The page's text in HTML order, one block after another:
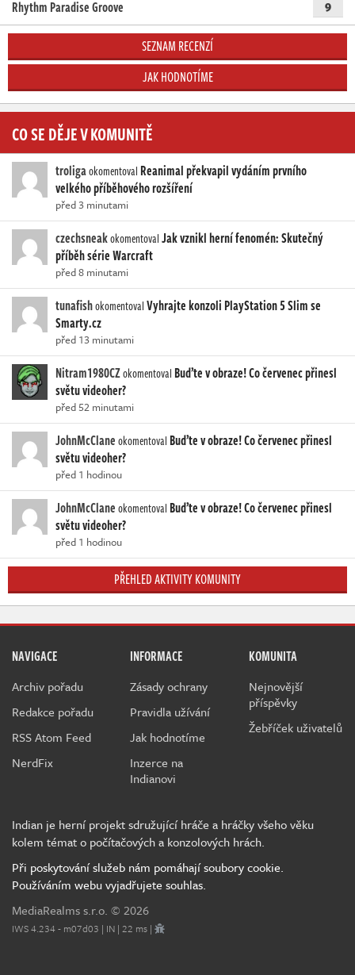
Rhythm Paradise Groove 9
SEZNAM RECENZÍ
JAK HODNOTÍME
CO SE DĚJE V KOMUNITĚ
troligaokomentoval Reanimal překvapil vydáním prvního
velkého příběhového rozšíření
před 3 minutami
czechsneakokomentovalJak vznikl herní fenomén: Skutečný
příběh série Warcraft
před 8 minutami
tunafishokomentovalVyhrajte konzoli PlayStation 5 Slim se
Smarty.cz
před 13 minutami
Nitram1980CZokomentoval Buďte v obraze! Co červenec přinesl
světu videoher?
před 52 minutami
JohnMcClaneokomentoval Buďte v obraze! Co červenec přinesl
světu videoher?
před 1 hodinou
JohnMcClaneokomentoval Buďte v obraze! Co červenec přinesl
světu videoher?
před 1 hodinou
PŘEHLED AKTIVITY KOMUNITY
NAVIGACE
Archiv pořadu
Redakce pořadu
RSS Atom Feed
NerdFix
INFORMACE
Zásady ochrany
Pravidla užívání
Jak hodnotíme
Inzerce na
Indianovi
KOMUNITA
Nejnovější
příspěvky
Žebříček uživatelů
Indian je herní projekt sdružující hráče a hráčky všeho věku
kolem témat o počítačových a konzolových hrách.
Při poskytování služeb nám pomáhají soubory cookie.
Používáním webu vyjadřujete souhlas.
MediaRealms s.r.o. © 2026
IWS 4.234 - m07d03 | IN | 22 ms |